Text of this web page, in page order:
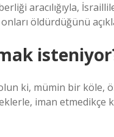
aracılığıyla,
öldürdüğünü
ki, mümin bir köle,
iman etmedikçe